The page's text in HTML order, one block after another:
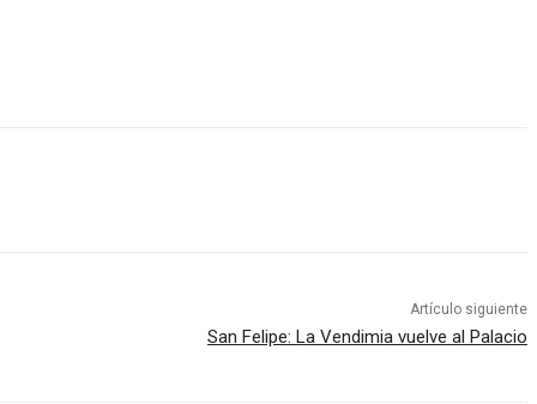
Artículo siguiente
San Felipe: La Vendimia vuelve al Palacio